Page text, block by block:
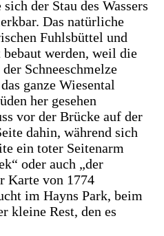
der Stau des Wassers
Das natürliche
Fuhlsbüttel und
werden, weil die
Schneeschmelze
ganze Wiesental
her gesehen
vor der Brücke auf der
dahin, während sich
ein toter Seitenarm
oder auch „der
Karte von 1774
im Hayns Park, beim
kleine Rest, den es